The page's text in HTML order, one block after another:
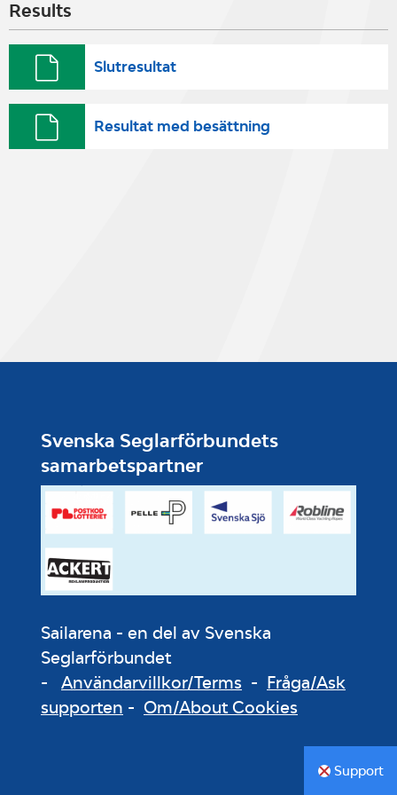
Results
Slutresultat
Resultat med besättning
Svenska Seglarförbundets
samarbetspartner
Sailarena - en del av Svenska
Seglarförbundet
- Användarvillkor/Terms - Fråga/Ask
supporten - Om/About Cookies
Support